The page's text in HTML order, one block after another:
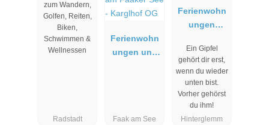
zum Wandern,
Golfen, Reiten,
Biken,
Schwimmen &
Wellnessen
Radstadt
Ferienwohn
ungen und
Faak am See
Ferienwohn
ungen
Ein Gipfel
gehört dir erst,
wenn du wieder
unten bist.
Vorher gehörst
du ihm!
Hinterglemm